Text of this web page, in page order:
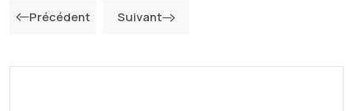
Précédent Suivant